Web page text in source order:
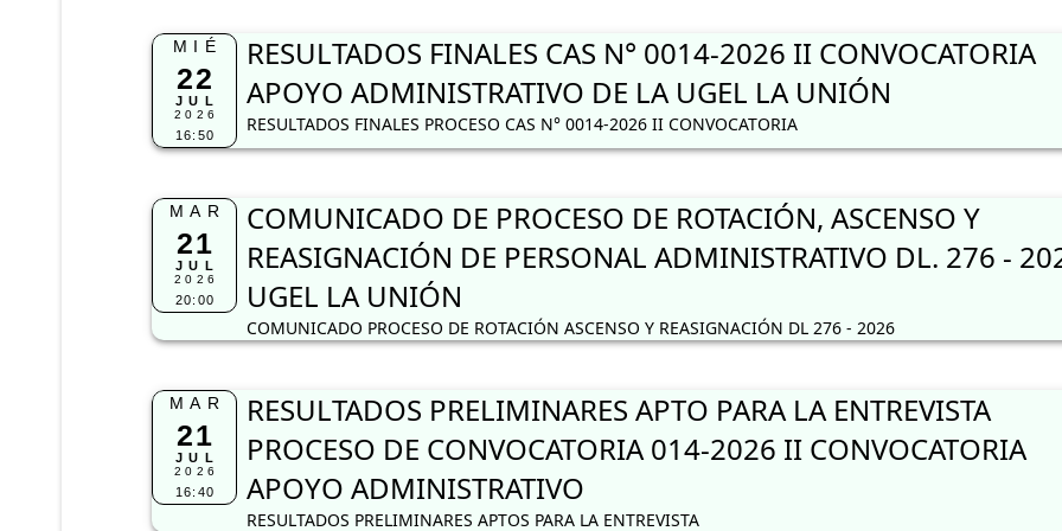
MIÉ
22
JUL
2026
16:50
RESULTADOS FINALES CAS N° 0014-2026 II CONVOCATORIA
APOYO ADMINISTRATIVO DE LA UGEL LA UNIÓN
RESULTADOS FINALES PROCESO CAS N° 0014-2026 II CONVOCATORIA
MAR
21
JUL
2026
20:00
COMUNICADO DE PROCESO DE ROTACIÓN, ASCENSO Y
REASIGNACIÓN DE PERSONAL ADMINISTRATIVO DL. 276 -
UGEL LA UNIÓN
COMUNICADO PROCESO DE ROTACIÓN ASCENSO Y REASIGNACIÓN DL 276 - 2026
MAR
21
JUL
2026
16:40
RESULTADOS PRELIMINARES APTO PARA LA ENTREVISTA
PROCESO DE CONVOCATORIA 014-2026 II CONVOCATORIA
APOYO ADMINISTRATIVO
RESULTADOS PRELIMINARES APTOS PARA LA ENTREVISTA